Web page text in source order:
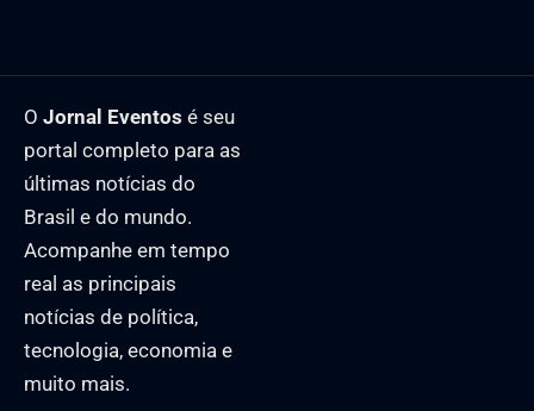
O Jornal Eventos é seu
portal completo para as
últimas notícias do
Brasil e do mundo.
Acompanhe em tempo
real as principais
notícias de política,
tecnologia, economia e
muito mais.